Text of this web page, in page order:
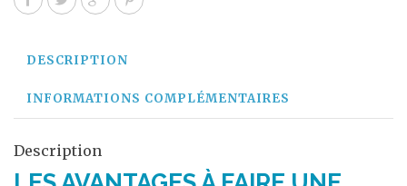
DESCRIPTION
INFORMATIONS COMPLÉMENTAIRES
Description